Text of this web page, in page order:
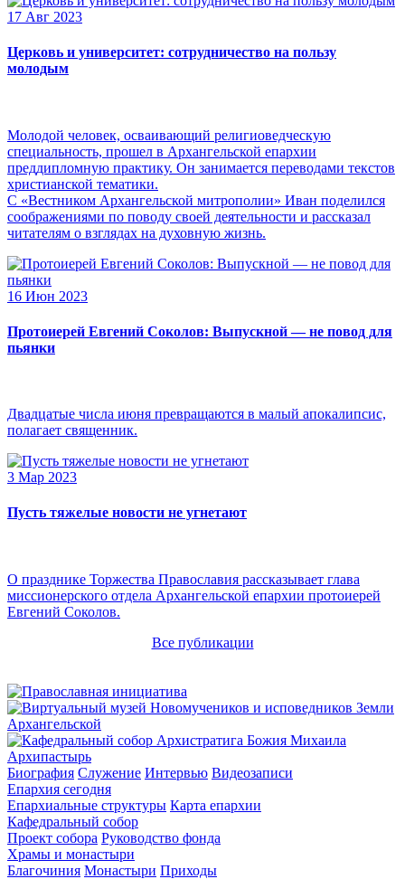
17 Авг 2023
Церковь и университет: сотрудничество на пользу
молодым
Молодой человек, осваивающий религиоведческую
специальность, прошел в Архангельской епархии
преддипломную практику. Он занимается переводами текстов
христианской тематики.
С «Вестником Архангельской митрополии» Иван поделился
соображениями по поводу своей деятельности и рассказал
читателям о взглядах на духовную жизнь.
16 Июн 2023
Протоиерей Евгений Соколов: Выпускной — не повод для
пьянки
Двадцатые числа июня превращаются в малый апокалипсис,
полагает священник.
3 Мар 2023
Пусть тяжелые новости не угнетают
О празднике Торжества Православия рассказывает глава
миссионерского отдела Архангельской епархии протоиерей
Евгений Соколов.
Все публикации
Архипастырь
Биография Служение Интервью Видеозаписи
Епархия сегодня
Епархиальные структуры Карта епархии
Кафедральный собор
Проект собора Руководство фонда
Храмы и монастыри
Благочиния Монастыри Приходы